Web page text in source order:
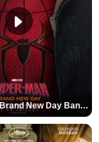
Spider-Man: Brand New Day Bande-annonce VO STFR